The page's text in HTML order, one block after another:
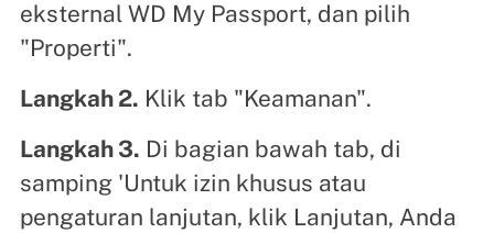
eksternal WD My Passport, dan pilih
"Properti".
Langkah 2. Klik tab "Keamanan".
Langkah 3. Di bagian bawah tab, di
samping 'Untuk izin khusus atau
pengaturan lanjutan, klik Lanjutan, Anda